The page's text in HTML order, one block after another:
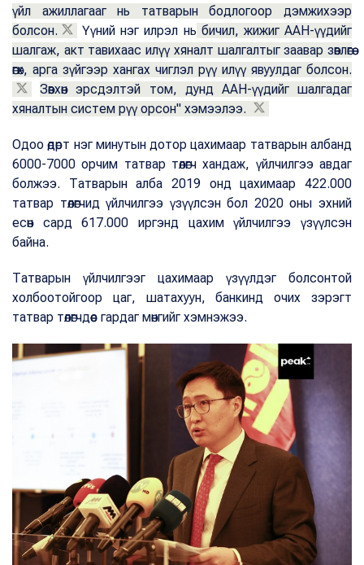
үйл ажиллагааг нь татварын бодлогоор дэмжихээр
болсон.
Үүний нэг илрэл нь бичил, жижиг ААН-үүдийг
шалгаж, акт тавихаас илүү хяналт шалгалтыг заавар зөвлөгөө
өгөх, арга зүйгээр хангах чиглэл рүү илүү явуулдаг болсон.
Зөвхөн эрсдэлтэй том, дунд ААН-үүдийг шалгадаг
хяналтын систем рүү орсон" хэмээлээ.
Одоо өдөрт нэг минутын дотор цахимаар татварын албанд
6000-7000 орчим татвар төлөгч хандаж, үйлчилгээ авдаг
болжээ. Татварын алба 2019 онд цахимаар 422.000
татвар төлөгчид үйлчилгээ үзүүлсэн бол 2020 оны эхний
есөн сард 617.000 иргэнд цахим үйлчилгээ үзүүлсэн
байна.
Татварын үйлчилгээг цахимаар үзүүлдэг болсонтой
холбоотойгоор цаг, шатахуун, банкинд очих зэрэгт
татвар төлөгчдөөс гардаг мөнгийг хэмнэжээ.